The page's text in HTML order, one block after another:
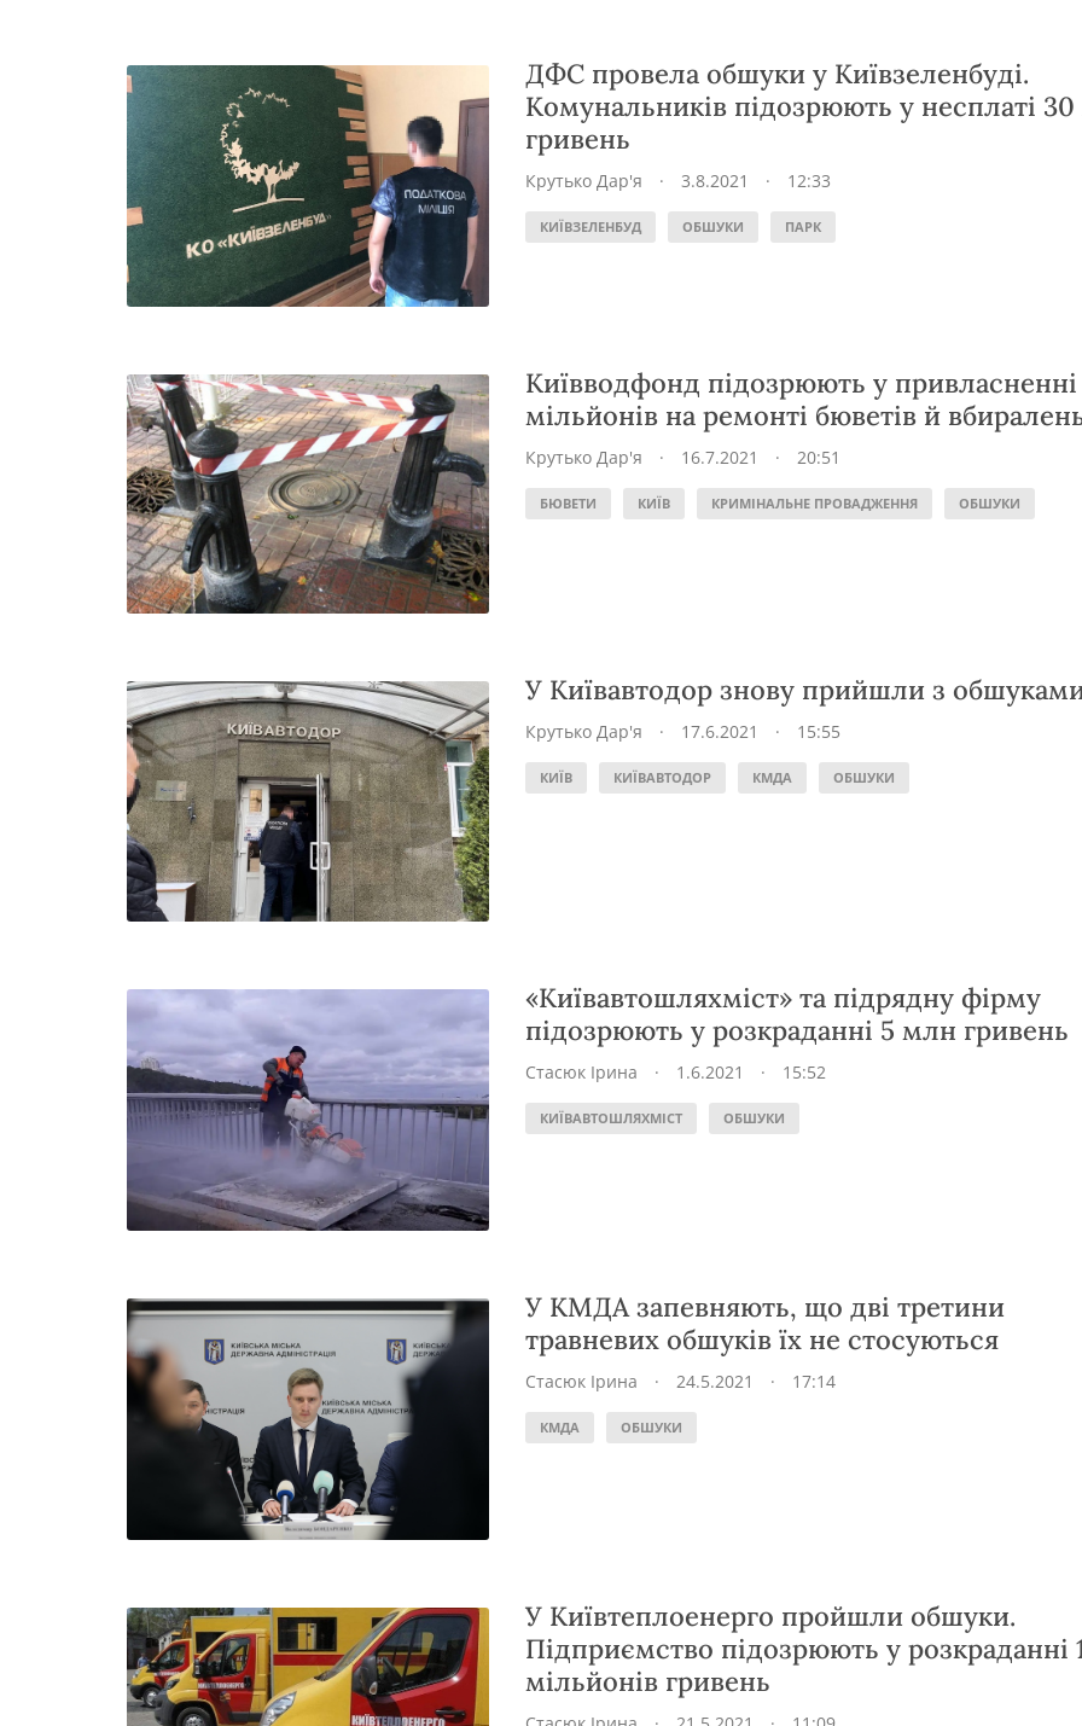
ДФС провела обшуки у Київзеленбуді.
Комунальників підозрюють у несплаті
гривень
Крутько Дар'я · 3.8.2021 · 12:33
КИЇВЗЕЛЕНБУД ОБШУКИ ПАРК
Київводфонд підозрюють у привласненні
мільйонів на ремонті бюветів й
Крутько Дар'я · 16.7.2021 · 20:51
БЮВЕТИ КИЇВ КРИМІНАЛЬНЕ ПРОВАДЖЕННЯ ОБШУКИ
У Київавтодор знову прийшли з
Крутько Дар'я · 17.6.2021 · 15:55
КИЇВ КИЇВАВТОДОР КМДА ОБШУКИ
«Київавтошляхміст» та підрядну фірму
підозрюють у розкраданні 5 млн гривень
Стасюк Ірина · 1.6.2021 · 15:52
КИЇВАВТОШЛЯХМІСТ ОБШУКИ
У КМДА запевняють, що дві третини
травневих обшуків їх не стосуються
Стасюк Ірина · 24.5.2021 · 17:14
КМДА ОБШУКИ
У Київтеплоенерго пройшли обшуки.
Підприємство підозрюють у розкраданні
мільйонів гривень